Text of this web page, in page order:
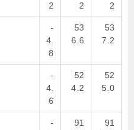
2
2
2
-
4.
8
53
6.6
53
7.2
-
4.
6
52
4.2
52
5.0
-
91
91